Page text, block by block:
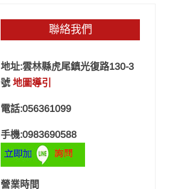
聯絡我們
地址:雲林縣虎尾鎮光復路130-3
號地圖導引
電話:056361099
手機:0983690588
營業時間